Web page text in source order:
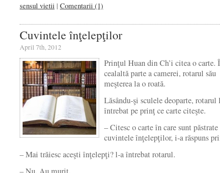
sensul vietii | Comentarii (1)
Cuvintele înţelepţilor
April 7th, 2012
Prinţul Huan din Ch’i citea o carte.
cealaltă parte a camerei, rotarul său
meşterea la o roată.
Lăsându-şi sculele deoparte, rotarul
întrebat pe prinţ ce carte citeşte.
– Citesc o carte în care sunt păstrate
cuvintele înţelepţilor, i-a răspuns
– Mai trăiesc aceşti înţelepţi? l-a întrebat rotarul.